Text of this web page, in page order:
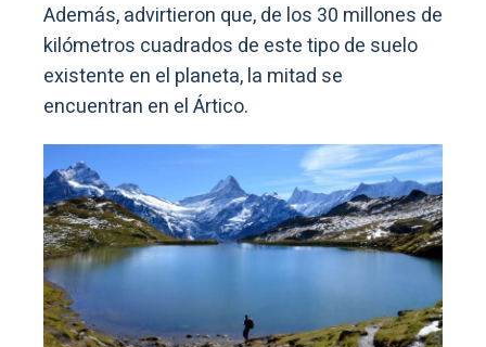
Además, advirtieron que, de los 30 millones de
kilómetros cuadrados de este tipo de suelo
existente en el planeta, la mitad se
encuentran en el Ártico.